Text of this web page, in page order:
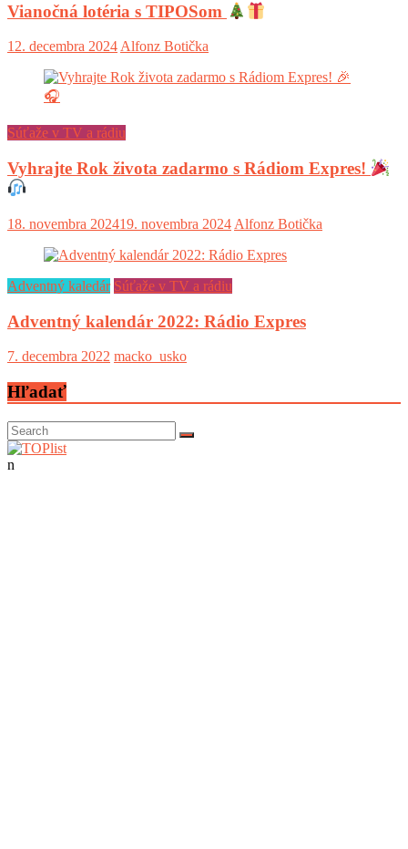
Vianočná lotéria s TIPOSom
12. decembra 2024Alfonz Botička
Súťaže v TV a rádiu
Vyhrajte Rok života zadarmo s Rádiom Expres!
18. novembra 202419. novembra 2024 Alfonz Botička
Adventný kaledár Súťaže v TV a rádiu
Adventný kalendár 2022: Rádio Expres
7. decembra 2022 macko_usko
Hľadať
n